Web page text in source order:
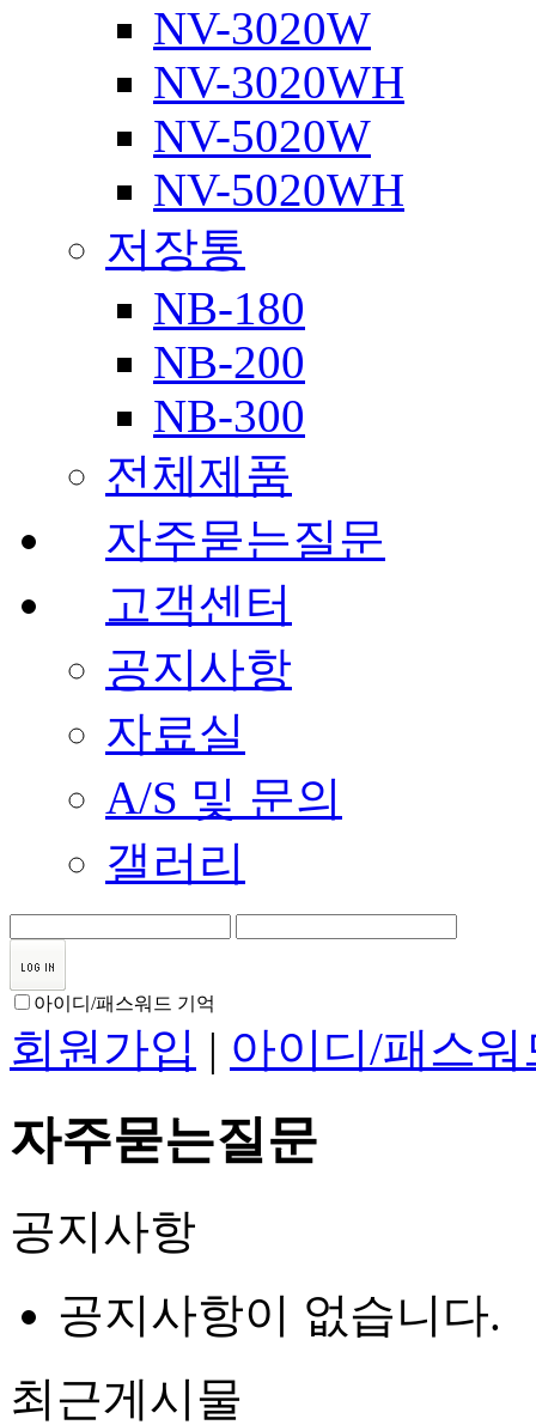
NV-3020W
NV-3020WH
NV-5020W
NV-5020WH
저장통
NB-180
NB-200
NB-300
전체제품
자주묻는질문
고객센터
공지사항
자료실
A/S 및 문의
갤러리
아이디/패스워드 기억
회원가입 | 아이디/패스
자주묻는질문
공지사항
공지사항이 없습니다.
최근게시물